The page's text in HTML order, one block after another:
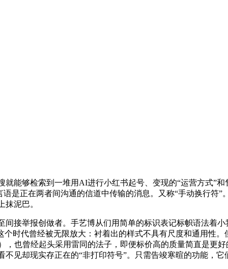
够检索到一堆用AI进行小红书起号、变现的“运营方式”和
是正在两者间沟通的信道中传输的消息。又称“手动换行符
泥巴。
举报创做者。手艺博从们用简单的标识表记标帜语法着
个时代曾经被无限放大：衬着出的样式不具有尺度和通用性
，也曾经起头采用雷同的法子，即便标价高的质量简直是更
却现实存正在的“非打印符号”。只需告竣寒暄的功能，它